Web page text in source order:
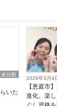
未分類
いた
2026年3月4
【恵庭市
進化。楽